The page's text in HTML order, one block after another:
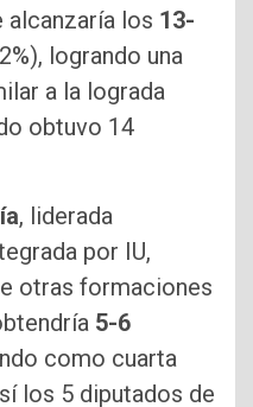
alcanzaría los 13-
logrando una
a la lograda
obtuvo 14
, liderada
por IU,
otras formaciones
5-6
como cuarta
los 5 diputados de